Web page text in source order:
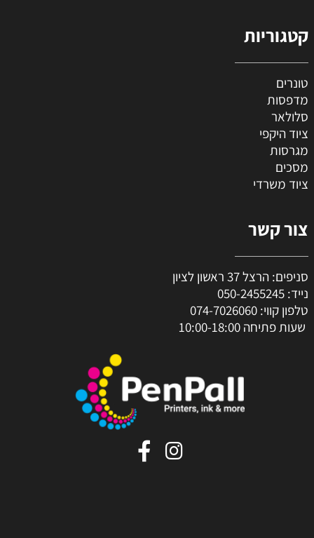
קטגוריות
טונרים
מדפסות
סלולאר
ציוד היקפי
מגרסות
מסכים
ציוד משרדי
צור קשר
סניפים: הרצל 37 ראשון לציון
נייד: 050-2455245
טלפון קווי: 074-7026060
שעות פתיחה 10:00-18:00